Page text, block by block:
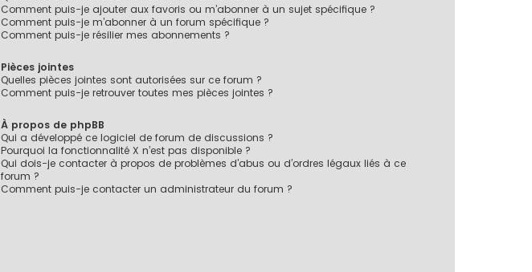
Comment puis-je ajouter aux favoris ou m’abonner à un sujet spécifique ?
Comment puis-je m’abonner à un forum spécifique ?
Comment puis-je résilier mes abonnements ?
Pièces jointes
Quelles pièces jointes sont autorisées sur ce forum ?
Comment puis-je retrouver toutes mes pièces jointes ?
À propos de phpBB
Qui a développé ce logiciel de forum de discussions ?
Pourquoi la fonctionnalité X n’est pas disponible ?
Qui dois-je contacter à propos de problèmes d’abus ou d’ordres légaux liés à ce
forum ?
Comment puis-je contacter un administrateur du forum ?